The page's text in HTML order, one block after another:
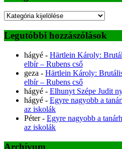
Kategóriák
Legutóbbi hozzászólások
hágyé - Härtlein Károly:
elbír – Rubens cső
geza - Härtlein Károly:
elbír – Rubens cső
hágyé - Elhunyt Szépe Judit
hágyé - Egyre nagyobb a
az iskolák
Péter- Egyre nagyobb a
az iskolák
Archívum